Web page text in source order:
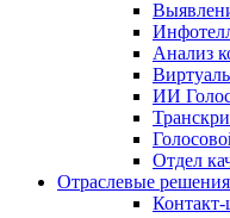
Анализ
ИИ
Отдел
Отраслевые решения
Контакт-